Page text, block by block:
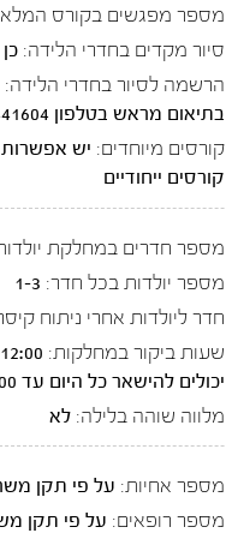
מספר מפגשים בקורס
סיור מקדים בחדרי הלידה: כן
הרשמה לסיור בחדרי הלידה:
בתיאום מראש בטלפון 08-9441604
קורסים מיוחדים:
קורסים ייחודיים
מספר חדרים במחלקת
מספר יולדות בכל חדר: 1-3
חדר ליולדות אחרי ניתוח
שעות ביקור במחלקות:
יכולים להישאר כל היום עד 22:00
מלווה שוהה בלילה: לא
מספר אחיות: על פי תקן
מספר רופאים: על פי תקן